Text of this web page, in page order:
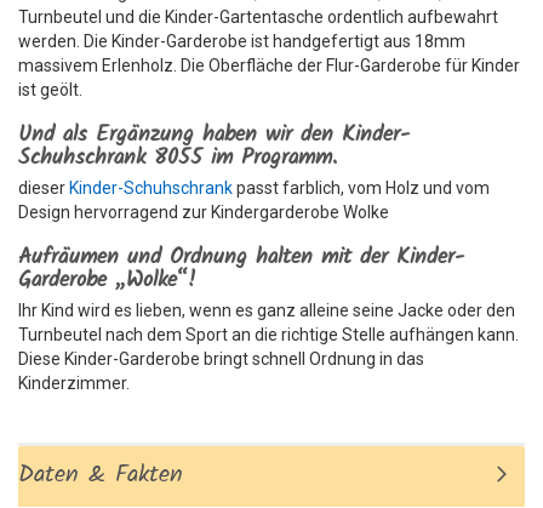
Turnbeutel und die Kinder-Gartentasche ordentlich aufbewahrt
werden. Die Kinder-Garderobe ist handgefertigt aus 18mm
massivem Erlenholz. Die Oberfläche der Flur-Garderobe für Kinder
ist geölt.
Und als Ergänzung haben wir den Kinder-
Schuhschrank 8055 im Programm.
dieser Kinder-Schuhschrankpasst farblich, vom Holz und vom
Design hervorragend zur Kindergarderobe Wolke
Aufräumen und Ordnung halten mit der Kinder-
Garderobe „Wolke“!
Ihr Kind wird es lieben, wenn es ganz alleine seine Jacke oder den
Turnbeutel nach dem Sport an die richtige Stelle aufhängen kann.
Diese Kinder-Garderobe bringt schnell Ordnung in das
Kinderzimmer.
Daten & Fakten